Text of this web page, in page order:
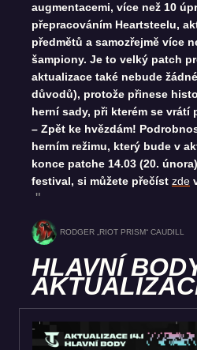
augmentacemi, více než 10
přepracováním Heartsteelu,
předmětů a samozřejmě více
šampiony. Je to velký patch
aktualizace také nebude
důvodů), protože přinese
herní sady, při kterém se vrátí
– Zpět ke hvězdám!
herním režimu, který bude v
konce patche 14.03 (20.
festival, si můžete přečíst zde
RODGER „RIOT PRISM“ CAUDILL
HLAVNÍ